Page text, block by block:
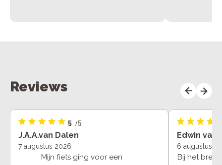
Reviews
5 /5
J.A.A.van Dalen
7 augustus 2026
Mijn fiets ging voor een
Edwin van
6 augustus
Bij het